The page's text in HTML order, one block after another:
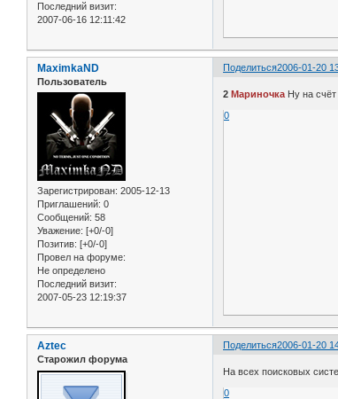
Последний визит:
2007-06-16 12:11:42
Поделиться2006-01-20
MaximkaND
Пользователь
Зарегистрирован: 2005-12-13
Приглашений: 0
Сообщений: 58
Уважение: [+0/-0]
Позитив: [+0/-0]
Провел на форуме:
Не определено
Последний визит:
2007-05-23 12:19:37
2Мариночка Ну на
0
Поделиться2006-01-20
Aztec
Старожил форума
На всех поисковых
0